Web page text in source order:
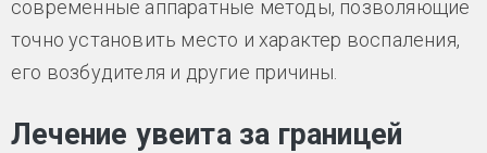
современные аппаратные методы, позволяющие
точно установить место и характер воспаления,
его возбудителя и другие причины.
Лечение увеита за границей